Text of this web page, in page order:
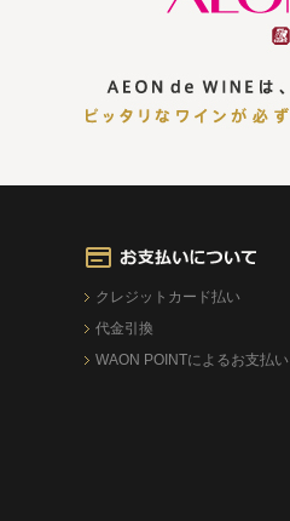
クレジットカード払い
代金引換
WAON POINTによるお支払い